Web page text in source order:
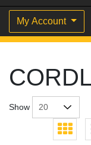
My Account
Show